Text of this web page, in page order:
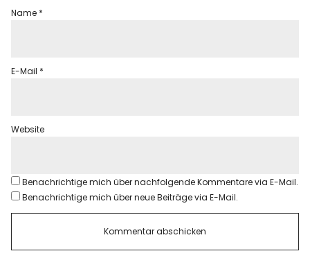
Name *
E-Mail *
Website
Benachrichtige mich über nachfolgende Kommentare via E-Mail.
Benachrichtige mich über neue Beiträge via E-Mail.